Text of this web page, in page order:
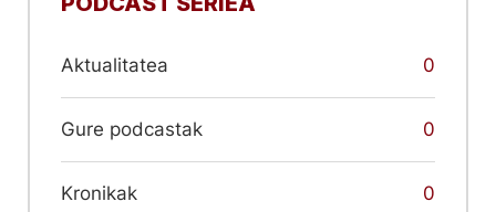
Aktualitatea 0
Gure podcastak 0
Kronikak 0